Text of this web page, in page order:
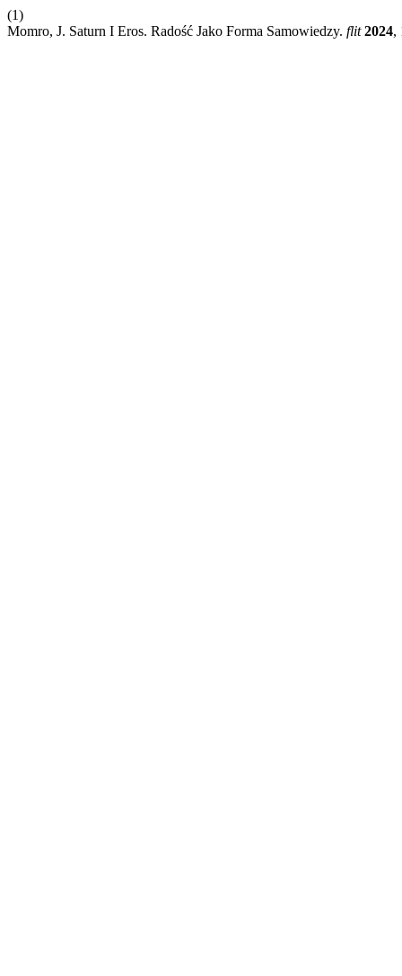
(1)
Momro, J. Saturn I Eros. Radość Jako Forma Samowiedzy. flit 2024,